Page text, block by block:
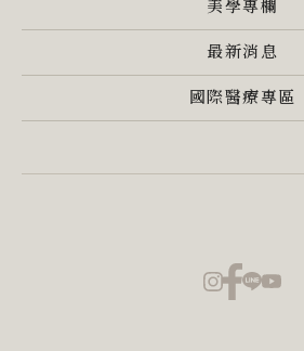
美學專欄
最新消息
國際醫療專區